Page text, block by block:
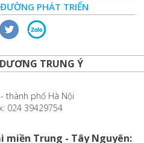
PHÁT TRIỂN
DƯƠNG TRUNG Ý
thành phố Hà Nội
024 39429754
Trung - Tây Nguyên: